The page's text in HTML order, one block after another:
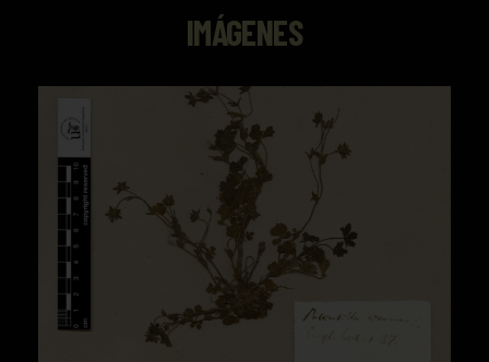
IMÁGENES